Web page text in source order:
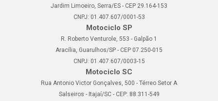
Jardim Limoeiro, Serra/ES - CEP 29.164-153
CNPJ: 01.407.607/0001-53
Motociclo SP
R. Roberto Venturole, 553 - Galpão 1
Aracília, Guarulhos/SP - CEP 07.250-015
CNPJ: 01.407.607/0003-15
Motociclo SC
Rua Antonio Victor Gonçalves, 500 - Térreo Setor A
Salseiros - Itajaí/SC - CEP: 88.311-549